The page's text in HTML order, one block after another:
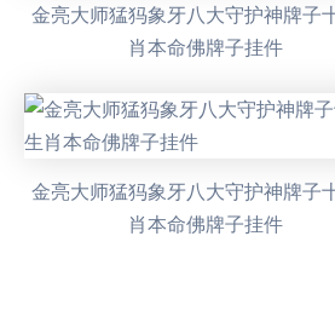
金亮大师猛犸象牙八大守护神牌子
肖本命佛牌子挂件
金亮大师猛犸象牙八大守护神牌子
肖本命佛牌子挂件